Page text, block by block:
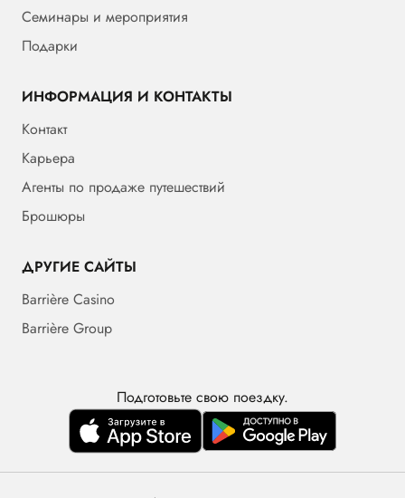
Семинары и мероприятия
Подарки
ИНФОРМАЦИЯ И КОНТАКТЫ
Контакт
Карьера
Агенты по продаже путешествий
Брошюры
ДРУГИЕ САЙТЫ
Barrière Casino
Barrière Group
Подготовьте свою поездку.